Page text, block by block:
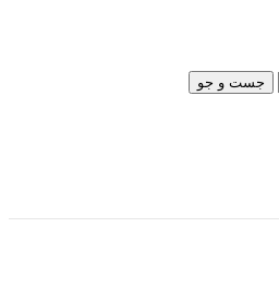
جست و جو